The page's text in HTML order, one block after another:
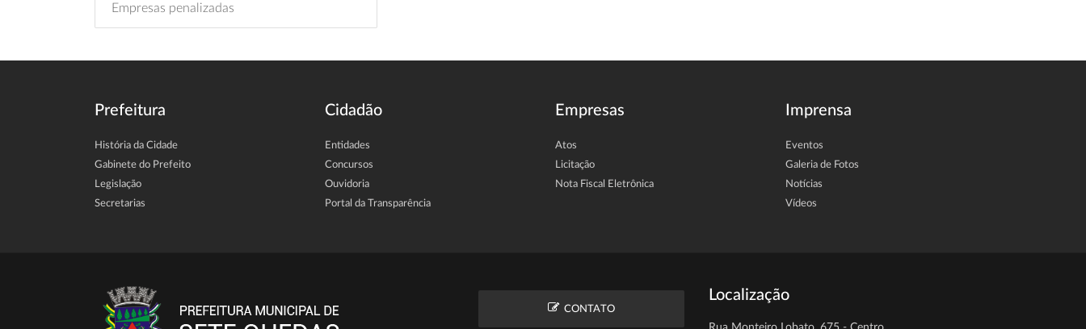
Empresas penalizadas
Prefeitura
História da Cidade
Gabinete do Prefeito
Legislação
Secretarias
Cidadão
Entidades
Concursos
Ouvidoria
Portal da Transparência
Empresas
Atos
Licitação
Nota Fiscal Eletrônica
Imprensa
Eventos
Galeria de Fotos
Notícias
Vídeos
CONTATO
Localização